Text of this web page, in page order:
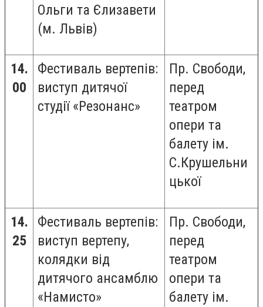
Ольги та Єлизавети
(м. Львів)
14.
00
Фестиваль вертепів:
виступ дитячої
студії «Резонанс»
Пр. Свободи,
перед
театром
опери та
балету ім.
С.Крушельни
цької
14.
25
Фестиваль вертепів:
виступ вертепу,
колядки від
дитячого ансамблю
«Намисто»
Пр. Свободи,
перед
театром
опери та
балету ім.